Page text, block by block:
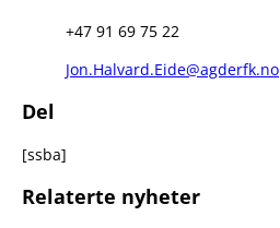
+47 91 69 75 22
Jon.Halvard.Eide@agderfk.no
Del
[ssba]
Relaterte nyheter